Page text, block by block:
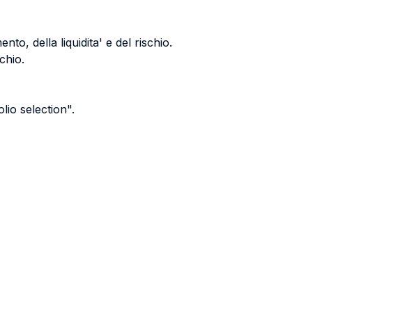
della liquidita' e del rischio.
selection".